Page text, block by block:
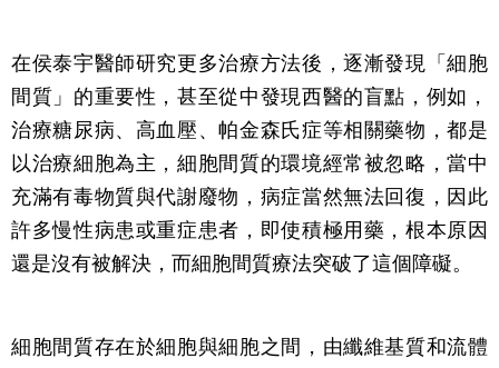
在侯泰宇醫師研究更多治療方法後，逐漸發現「細胞
間質」的重要性，甚至從中發現西醫的盲點，例如，
治療糖尿病、高血壓、帕金森氏症等相關藥物，都是
以治療細胞為主，細胞間質的環境經常被忽略，當中
充滿有毒物質與代謝廢物，病症當然無法回復，因此
許多慢性病患或重症患者，即使積極用藥，根本原因
還是沒有被解決，而細胞間質療法突破了這個障礙。
細胞間質存在於細胞與細胞之間，由纖維基質和流體